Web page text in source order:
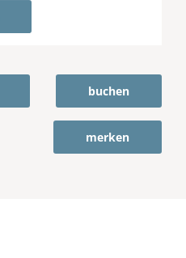
buchen
merken